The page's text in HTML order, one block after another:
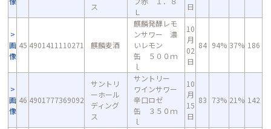
ス
Ｌ
日
画
像
45 4901411110271 麒麟麦酒
麒麟発酵レモ
ンサワー 濃
いレモン
缶 ５００ｍ
ｌ
10
月
02
日
84 94% 37% 186
画
像
46 4901777369092
サントリ
ーホール
ディング
ス
サントリー
ワインサワー
辛口ロゼ
缶 ３５０ｍ
ｌ
10
月
15
日
83 73% 21% 142